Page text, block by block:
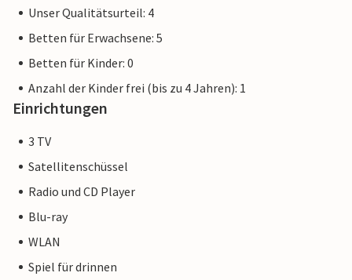
Unser Qualitätsurteil: 4
Betten für Erwachsene: 5
Betten für Kinder: 0
Anzahl der Kinder frei (bis zu 4 Jahren): 1
Einrichtungen
3 TV
Satellitenschüssel
Radio und CD Player
Blu-ray
WLAN
Spiel für drinnen